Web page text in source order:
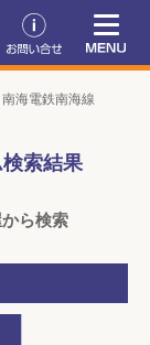
南海電鉄南海線
索結果
ら検索